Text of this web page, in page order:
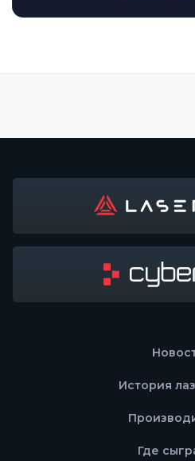
История
Где